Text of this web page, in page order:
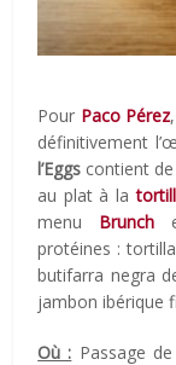
Pour Paco Pérez
définitivement
l’Eggs contient
au plat à la
menu Brunch
protéines :
butifarra negra
jambon ibérique
Où : Passage